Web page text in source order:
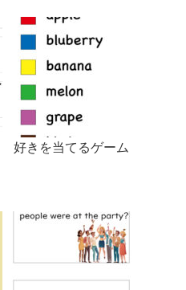
好きを当てるゲーム